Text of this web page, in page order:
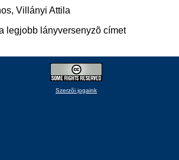
Villányi Attila
legjobb lányversenyzõ címet
Szerzõi jogaink